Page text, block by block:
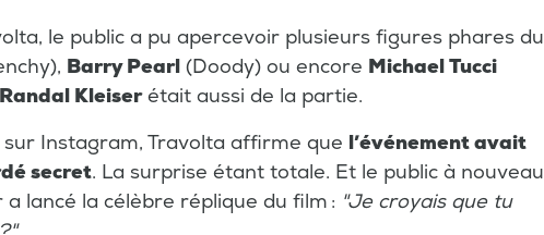
le public a pu apercevoir plusieurs figures phares du
Barry Pearl (Doody) ou encore Michael Tucci
Randal Kleiserétait aussi de la partie.
Instagram, Travolta affirme que l’événement avait
secret. La surprise étant totale. Et le public à nouveau
lancé la célèbre réplique du film : "Je croyais que tu